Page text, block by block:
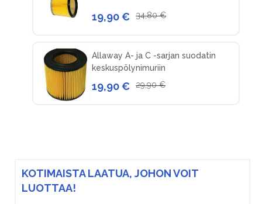
KOTIMAISTA LAATUA, JOHON VOIT
LUOTTAA!
19,90 € 34,80 €
Allaway A- ja C -sarjan suodatin
keskuspölynimuriin
19,90 € 29,90 €